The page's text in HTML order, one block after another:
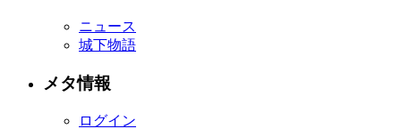
ニュース
城下物語
メタ情報
ログイン